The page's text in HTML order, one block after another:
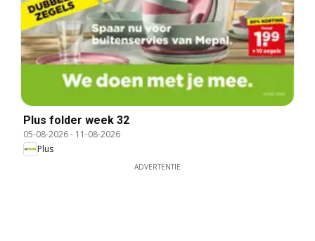
Plus folder week 32
05-08-2026- 11-08-2026
Plus
ADVERTENTIE